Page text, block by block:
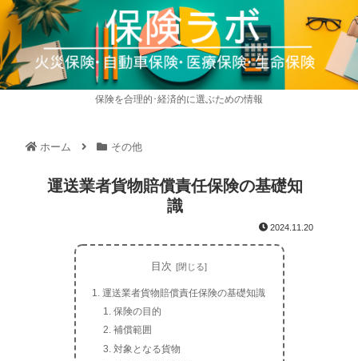
保険を合理的･経済的に選ぶための情報
ホーム その他
運送業者貨物賠償責任保険の基礎知
識
2024.11.20
目次
運送業者貨物賠償責任保険の基礎知識
保険の目的
補償範囲
対象となる貨物